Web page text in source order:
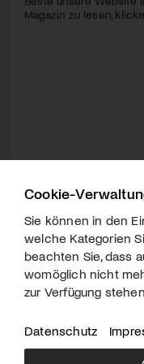
Magazin zu lesen,
Cookie-
Sie können in den
welche Kategorien
beachten Sie, dass
womöglich nicht
zur Verfügung
Datenschutz